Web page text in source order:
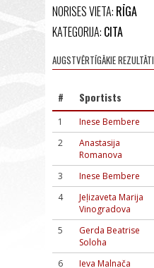
NORISES VIETA: RĪGA
KATEGORIJA: CITA
AUGSTVĒRTĪGĀKIE REZULTĀTI
# Sportists
1 Inese Bembere
2
Anastasija
Romanova
3 Inese Bembere
4
Jeļizaveta Marija
Vinogradova
5
Gerda Beatrise
Soloha
6 Ieva Malnača